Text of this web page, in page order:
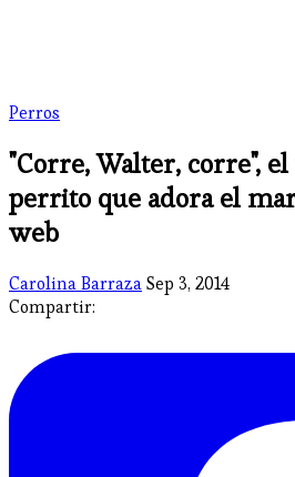
Perros
"Corre, Walter, corre",
perrito que adora el
web
Carolina BarrazaSep 3, 2014
Compartir: